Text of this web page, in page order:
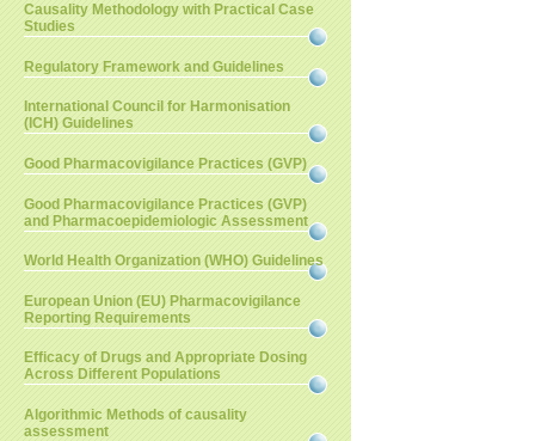
Causality Methodology with Practical Case
Studies
Regulatory Framework and Guidelines
International Council for Harmonisation
(ICH) Guidelines
Good Pharmacovigilance Practices (GVP)
Good Pharmacovigilance Practices (GVP)
and Pharmacoepidemiologic Assessment
World Health Organization (WHO) Guidelines
European Union (EU) Pharmacovigilance
Reporting Requirements
Efficacy of Drugs and Appropriate Dosing
Across Different Populations
Algorithmic Methods of causality
assessment